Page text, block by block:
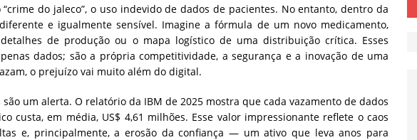
“crime do jaleco”, o uso indevido de dados de pacientes. No entanto, dentro da
e igualmente sensível. Imagine a fórmula de um novo medicamento,
de produção ou o mapa logístico de uma distribuição crítica. Esses
dados; são a própria competitividade, a segurança e a inovação de uma
o prejuízo vai muito além do digital.
um alerta. O relatório da IBM de 2025 mostra que cada vazamento de dados
custa, em média, US$ 4,61 milhões. Esse valor impressionante reflete o caos
e, principalmente, a erosão da confiança — um ativo que leva anos para